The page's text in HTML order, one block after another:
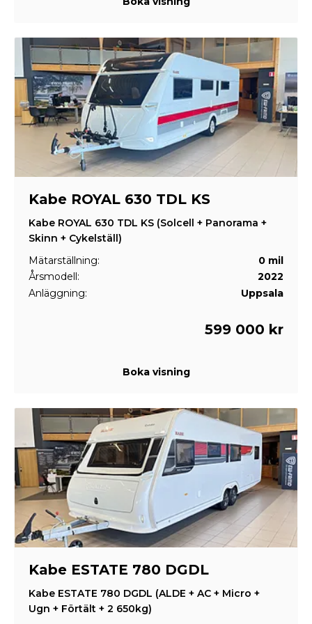
Kabe ROYAL 630 TDL KS
Kabe ROYAL 630 TDL KS (Solcell + Panorama +
Skinn + Cykelställ)
Mätarställning:
0 mil
Årsmodell:
2022
Anläggning:
Uppsala
599 000 kr
Boka visning
Kabe ESTATE 780 DGDL
Kabe ESTATE 780 DGDL (ALDE + AC + Micro +
Ugn + Förtält + 2 650kg)